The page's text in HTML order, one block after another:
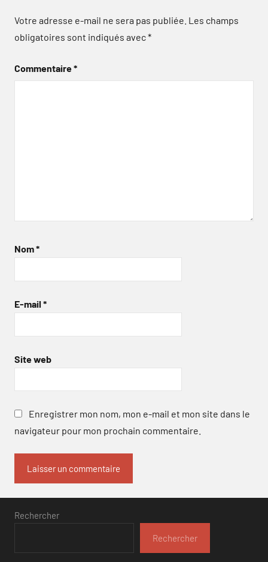
Votre adresse e-mail ne sera pas publiée. Les champs
obligatoires sont indiqués avec*
Commentaire*
Nom*
E-mail *
Site web
Enregistrer mon nom, mon e-mail et mon site dans le
navigateur pour mon prochain commentaire.
Rechercher
Rechercher